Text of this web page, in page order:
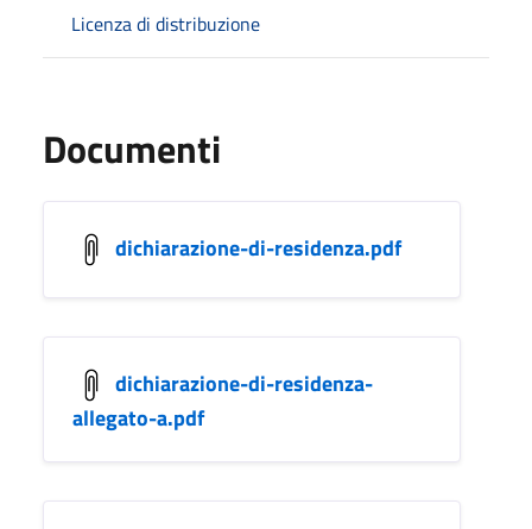
Licenza di distribuzione
Documenti
dichiarazione-di-residenza.pdf
dichiarazione-di-residenza-
allegato-a.pdf